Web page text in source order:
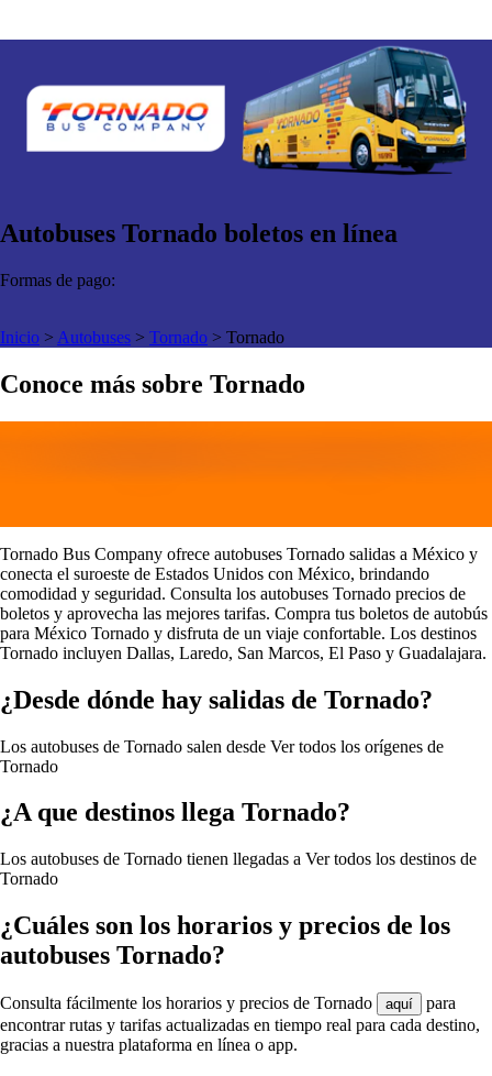
Autobuses Tornado boletos en línea
Formas de pago:
Inicio > Autobuses > Tornado > Tornado
Conoce más sobre Tornado
Tornado Bus Company ofrece autobuses Tornado salidas a México y
conecta el suroeste de Estados Unidos con México, brindando
comodidad y seguridad. Consulta los autobuses Tornado precios de
boletos y aprovecha las mejores tarifas. Compra tus boletos de autobús
para México Tornado y disfruta de un viaje confortable. Los destinos
Tornado incluyen Dallas, Laredo, San Marcos, El Paso y Guadalajara.
¿Desde dónde hay salidas de Tornado?
Los autobuses de Tornado salen desde Ver todos los orígenes de
Tornado
¿A que destinos llega Tornado?
Los autobuses de Tornado tienen llegadas a Ver todos los destinos de
Tornado
¿Cuáles son los horarios y precios de los
autobuses Tornado?
Consulta fácilmente los horarios y precios de Tornado aquí
para
encontrar rutas y tarifas actualizadas en tiempo real para cada destino,
gracias a nuestra plataforma en línea o app.